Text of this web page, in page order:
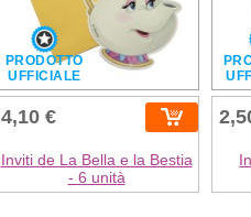
PRODOTTO
UFFICIALE
4,10 €
Inviti de La Bella e la Bestia
- 6 unità